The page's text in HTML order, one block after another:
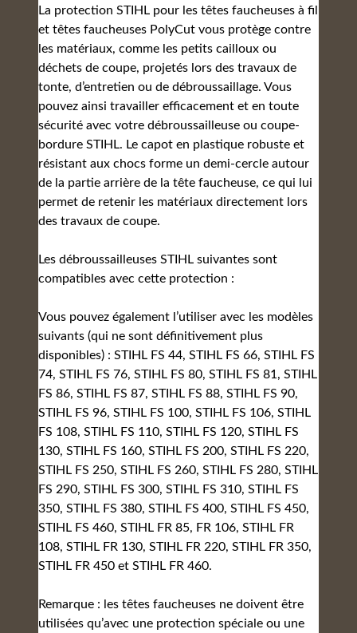
La protection STIHL pour les têtes faucheuses à fil
et têtes faucheuses PolyCut vous protège contre
les matériaux, comme les petits cailloux ou
déchets de coupe, projetés lors des travaux de
tonte, d’entretien ou de débroussaillage. Vous
pouvez ainsi travailler efficacement et en toute
sécurité avec votre débroussailleuse ou coupe-
bordure STIHL. Le capot en plastique robuste et
résistant aux chocs forme un demi-cercle autour
de la partie arrière de la tête faucheuse, ce qui lui
permet de retenir les matériaux directement lors
des travaux de coupe.
Les débroussailleuses STIHL suivantes sont
compatibles avec cette protection :
Vous pouvez également l’utiliser avec les modèles
suivants (qui ne sont définitivement plus
disponibles) : STIHL FS 44, STIHL FS 66, STIHL FS
74, STIHL FS 76, STIHL FS 80, STIHL FS 81, STIHL
FS 86, STIHL FS 87, STIHL FS 88, STIHL FS 90,
STIHL FS 96, STIHL FS 100, STIHL FS 106, STIHL
FS 108, STIHL FS 110, STIHL FS 120, STIHL FS
130, STIHL FS 160, STIHL FS 200, STIHL FS 220,
STIHL FS 250, STIHL FS 260, STIHL FS 280, STIHL
FS 290, STIHL FS 300, STIHL FS 310, STIHL FS
350, STIHL FS 380, STIHL FS 400, STIHL FS 450,
STIHL FS 460, STIHL FR 85, FR 106, STIHL FR
108, STIHL FR 130, STIHL FR 220, STIHL FR 350,
STIHL FR 450 et STIHL FR 460.
Remarque : les têtes faucheuses ne doivent être
utilisées qu’avec une protection spéciale ou une